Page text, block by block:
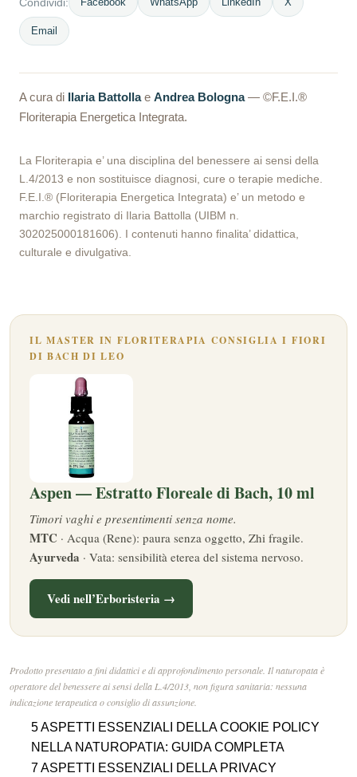
Condividi:
Email
A cura di Ilaria Battollae Andrea Bologna— ©F.E.I.®
Floriterapia Energetica Integrata.
La Floriterapia e’ una disciplina del benessere ai sensi della
L.4/2013 e non sostituisce diagnosi, cure o terapie mediche.
F.E.I.® (Floriterapia Energetica Integrata) e’ un metodo e
marchio registrato di Ilaria Battolla (UIBM n.
302025000181606). I contenuti hanno finalita’ didattica,
culturale e divulgativa.
IL MASTER IN FLORITERAPIA CONSIGLIA I FIORI
DI BACH DI LEO
Aspen — Estratto Floreale di Bach, 10 ml
Timori vaghi e presentimenti senza nome.
MTC · Acqua (Rene): paura senza oggetto, Zhi fragile.
Ayurveda · Vata: sensibilità eterea del sistema nervoso.
Vedi nell’Erboristeria →
Prodotto presentato a fini didattici e di approfondimento personale. Il naturopata è
operatore del benessere ai sensi della L.4/2013, non figura sanitaria: nessuna
indicazione terapeutica o consiglio di assunzione.
5 ASPETTI ESSENZIALI DELLA COOKIE POLICY
NELLA NATUROPATIA: GUIDA COMPLETA
7 ASPETTI ESSENZIALI DELLA PRIVACY